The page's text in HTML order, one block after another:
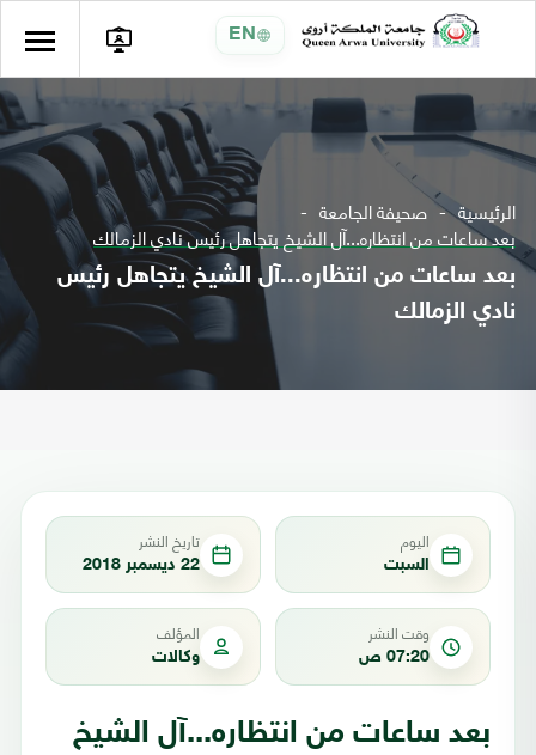
EN
الرئيسية صحيفة الجامعة
بعد ساعات من انتظاره...آل الشيخ يتجاهل رئيس نادي الزمالك
بعد ساعات من انتظاره...آل الشيخ يتجاهل رئيس
نادي الزمالك
اليوم
السبت
تاريخ النشر
22 ديسمبر 2018
وقت النشر
07:20 ص
المؤلف
وكالات
بعد ساعات من انتظاره...آل الشيخ